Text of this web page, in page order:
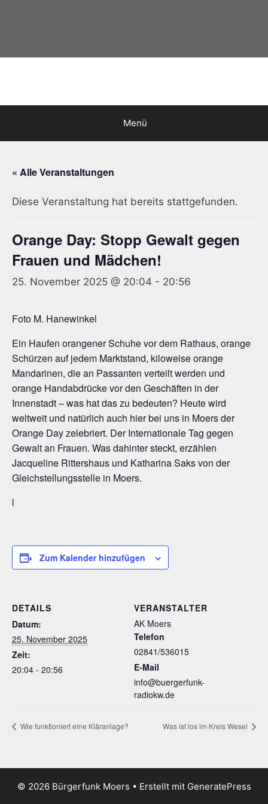
Menü
« Alle Veranstaltungen
Diese Veranstaltung hat bereits stattgefunden.
Orange Day: Stopp Gewalt gegen
Frauen und Mädchen!
25. November 2025 @ 20:04 - 20:56
Foto M. Hanewinkel
Ein Haufen orangener Schuhe vor dem Rathaus, orange
Schürzen auf jedem Marktstand, kiloweise orange
Mandarinen, die an Passanten verteilt werden und
orange Handabdrücke vor den Geschäften in der
Innenstadt – was hat das zu bedeuten? Heute wird
weltweit und natürlich auch hier bei uns in Moers der
Orange Day zelebriert. Der Internationale Tag gegen
Gewalt an Frauen. Was dahinter steckt, erzählen
Jacqueline Rittershaus und Katharina Saks von der
Gleichstellungsstelle in Moers.
l
Zum Kalender hinzufügen
DETAILS
Datum:
25. November 2025
Zeit:
20:04 - 20:56
VERANSTALTER
AK Moers
Telefon
02841/536015
E-Mail
info@buergerfunk-
radiokw.de
Wie funktioniert eine Kläranlage? Was ist los im Kreis Wesel
© 2026 Bürgerfunk Moers • Erstellt mit GeneratePress